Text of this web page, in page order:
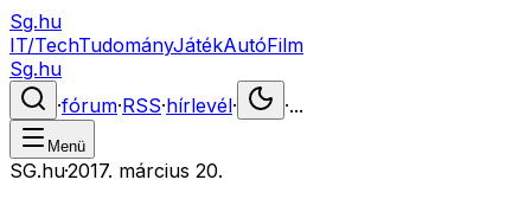
Sg.hu
IT/TechTudományJátékAutóFilm
Sg.hu
·fórum·RSS·hírlevél· ·...
Menü
SG.hu·2017. március 20.